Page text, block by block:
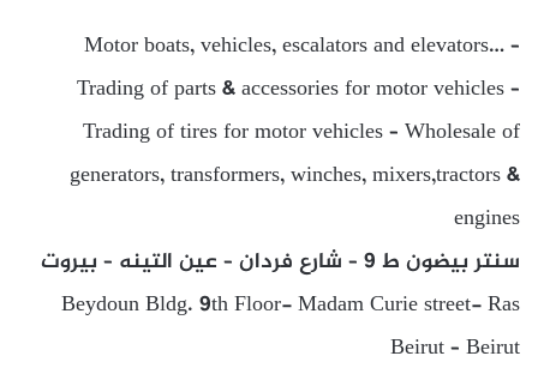
Motor boats, vehicles, escalators and elevators… –
Trading of parts & accessories for motor vehicles –
Trading of tires for motor vehicles – Wholesale of
generators, transformers, winches, mixers,tractors &
engines
سنتر بيضون ط 9 – شارع فردان – عين التينه – بيروت
Beydoun Bldg. 9th Floor- Madam Curie street- Ras
Beirut – Beirut